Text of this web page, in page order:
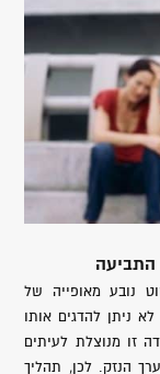
התביעה
נובע מאופייה של
ניתן להדגים אותו
זו מנוצלת לעיתים
הנזק. לכן, תהליך